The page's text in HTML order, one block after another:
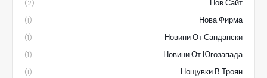
Нов Сайт
(2)
Нова Фирма
(1)
Новини От Сандански
(1)
Новини От Югозапада
(1)
Нощувки В Троян
(1)